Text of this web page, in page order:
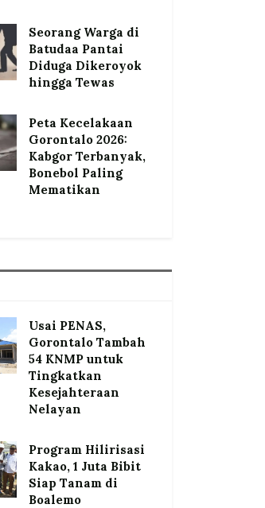
Seorang Warga di
Batudaa Pantai
Diduga Dikeroyok
hingga Tewas
Peta Kecelakaan
Gorontalo 2026:
Kabgor Terbanyak,
Bonebol Paling
Mematikan
Usai PENAS,
Gorontalo Tambah
54 KNMP untuk
Tingkatkan
Kesejahteraan
Nelayan
Program Hilirisasi
Kakao, 1 Juta Bibit
Siap Tanam di
Boalemo